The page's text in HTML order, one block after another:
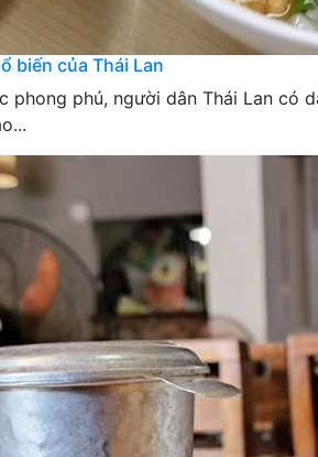
biến của Thái Lan
phong phú, người dân Thái Lan có